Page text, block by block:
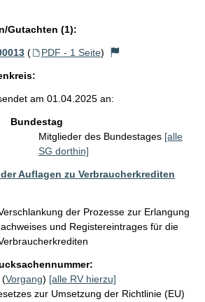
Gutachten (1):
( PDF - 1 Seite)
am 01.04.2025 an:
Bundestag
Mitglieder des Bundestages [alle
SG dorthin]
Auflagen zu Verbraucherkrediten
der Prozesse zur Erlangung
und Registereintrages für die
(Vorgang) [alle RV hierzu]
zur Umsetzung der Richtlinie (EU)